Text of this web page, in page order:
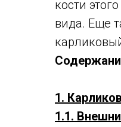
кости
вида. Еще
1.
1.1.